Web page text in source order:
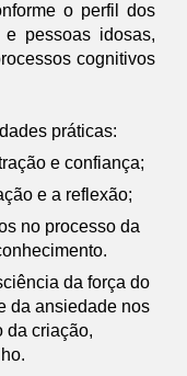
o perfil dos
e pessoas idosas,
cognitivos
práticas:
e confiança;
e a reflexão;
no processo da
da força do
da ansiedade nos
da criação,